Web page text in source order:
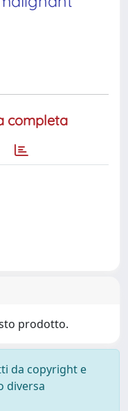
completa
prodotto.
da copyright e
diversa